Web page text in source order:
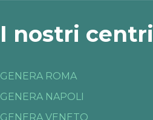
I nostri centri
GENERA ROMA
GENERA NAPOLI
GENERA VENETO